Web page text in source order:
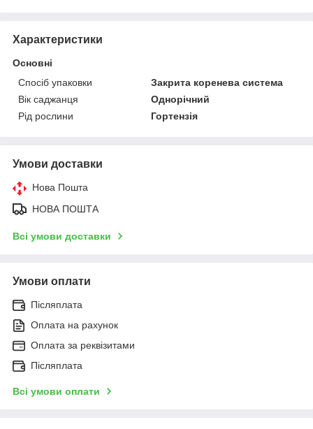
Характеристики
Основні
Спосіб упаковки
Закрита коренева система
Вік саджанця
Однорічний
Рід рослини
Гортензія
Умови доставки
Нова Пошта
НОВА ПОШТА
Всі умови доставки
Умови оплати
Післяплата
Оплата на рахунок
Оплата за реквізитами
Післяплата
Всі умови оплати